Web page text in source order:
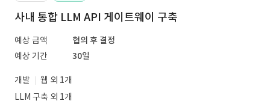
사내 통합 LLM API 게이트웨이 구축
예상 금액
협의 후 결정
예상 기간
30일
개발
웹 외 1개
LLM 구축 외 1개